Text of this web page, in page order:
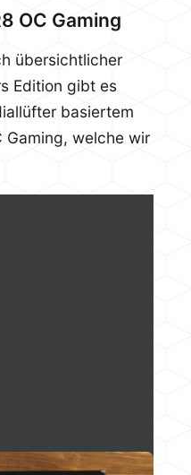
OC Gaming
übersichtlicher
Edition gibt es
basiertem
Gaming, welche wir